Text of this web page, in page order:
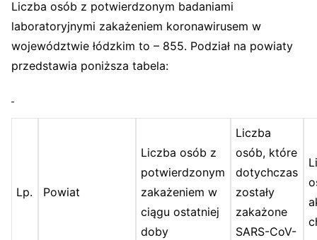
Liczba osób z potwierdzonym badaniami
laboratoryjnymi zakażeniem koronawirusem w
województwie łódzkim to – 855. Podział na powiaty
przedstawia poniższa tabela:
Lp. Powiat
Liczba osób z
potwierdzonym
zakażeniem w
ciągu ostatniej
doby
Liczba
osób, które
dotychczas
zostały
zakażone
SARS-CoV-